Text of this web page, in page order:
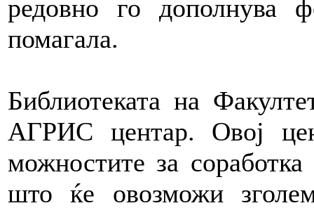
редовно го дополнува
помагала.
Библиотеката на
АГРИС центар. Овој
можностите за
што ќе овозможи